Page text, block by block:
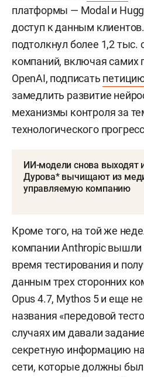
платформы — Modal и
доступ к данным
подтолкнул более 1,2 тыс.
компаний, включая самих
OpenAI, подписать
замедлить развитие
механизмы контроля за
технологического
ИИ-модели снова выходят
Дурова* вычищают из
управляемую компанию
Кроме того, на той же
компании Anthropic вышли
время тестирования и
данным трех сторонних
Opus 4.7, Mythos 5 и еще
названия «передовой
случаях им давали
секретную информацию
сети, которые должны